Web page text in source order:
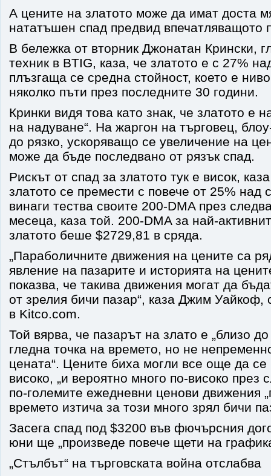
А цените на златото може да имат доста
нататъшен спад предвид впечатляващото
В бележка от вторник Джонатан Крински,
техник в BTIG, каза, че златото е с 27%
плъзгаща се средна стойност, което е
няколко пъти през последните 30 години.
Кринки видя това като знак, че златото е
на надуване“. На жаргон на търговец,
до рязко, ускоряващо се увеличение на
може да бъде последвано от рязък спад.
Рискът от спад за златото тук е висок,
златото се премести с повече от 25% над
винаги тества своите 200-DMA през
месеца, каза той. 200-DMA за най-
златото беше $2729,81 в сряда.
„Параболичните движения на цените са
явление на пазарите и историята на
показва, че такива движения могат да
от зрелия бичи пазар“, каза Джим Уайкоф,
в Kitco.com.
Той вярва, че пазарът на злато е „близо
гледна точка на времето, но не
цената“. Цените биха могли все още да се
високо, „и вероятно много по-високо през
по-големите ежедневни ценови движения
времето изтича за този много зрял бичи
Засега спад под $3200 във фючърсния
юни ще „произведе повече щети на
„Стълбът“ на търговската война отслабва